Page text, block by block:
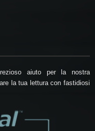
aiuto per la nostra
la tua lettura con fastidiosi